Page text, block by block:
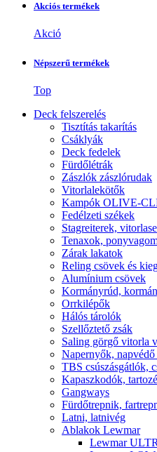
Akciós termékek
Akció
Népszerű termékek
Top
Deck felszerelés
Tisztítás takarítás
Csáklyák
Deck fedelek
Fürdőlétrák
Zászlók zászlórudak
Vitorlalekötők
Kampók OLIVE-
Fedélzeti székek
Stagreiterek,
Tenaxok,
Zárak lakatok
Reling csövek és
Alumínium csövek
Kormányrúd,
Orrkilépők
Hálós tárolók
Szellőztető zsák
Saling görgő vitorla
Napernyők,
TBS csúszásgátlók,
Kapaszkodók,
Gangways
Fürdőtrepnik,
Latni, latnivég
Ablakok Lewmar
Lewmar